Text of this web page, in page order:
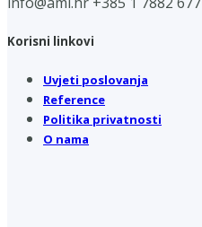
Korisni linkovi
Uvjeti poslovanja
Reference
Politika privatnosti
O nama